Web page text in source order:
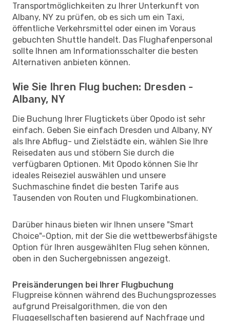
Transportmöglichkeiten zu Ihrer Unterkunft von
Albany, NY zu prüfen, ob es sich um ein Taxi,
öffentliche Verkehrsmittel oder einen im Voraus
gebuchten Shuttle handelt. Das Flughafenpersonal
sollte Ihnen am Informationsschalter die besten
Alternativen anbieten können.
Wie Sie Ihren Flug buchen: Dresden -
Albany, NY
Die Buchung Ihrer Flugtickets über Opodo ist sehr
einfach. Geben Sie einfach Dresden und Albany, NY
als Ihre Abflug- und Zielstädte ein, wählen Sie Ihre
Reisedaten aus und stöbern Sie durch die
verfügbaren Optionen. Mit Opodo können Sie Ihr
ideales Reiseziel auswählen und unsere
Suchmaschine findet die besten Tarife aus
Tausenden von Routen und Flugkombinationen.
Darüber hinaus bieten wir Ihnen unsere "Smart
Choice"-Option, mit der Sie die wettbewerbsfähigste
Option für Ihren ausgewählten Flug sehen können,
oben in den Suchergebnissen angezeigt.
Preisänderungen bei Ihrer Flugbuchung
Flugpreise können während des Buchungsprozesses
aufgrund Preisalgorithmen, die von den
Fluggesellschaften basierend auf Nachfrage und